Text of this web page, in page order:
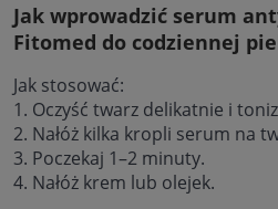
Jak wprowadzić serum
Fitomed do codziennej
Jak stosować:
1. Oczyść twarz delikatnie i
2. Nałóż kilka kropli serum na
3. Poczekaj 1–2 minuty.
4. Nałóż krem lub olejek.